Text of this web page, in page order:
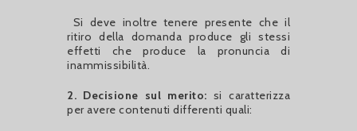
Si deve inoltre tenere presente che il
ritiro della domanda produce gli stessi
effetti che produce la pronuncia di
inammissibilità.
2. Decisione sul merito: si caratterizza
per avere contenuti differenti quali: